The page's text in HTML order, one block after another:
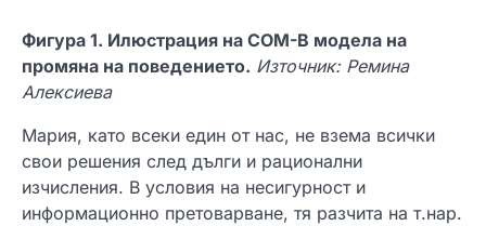
Фигура 1. Илюстрация на COM-B модела на
промяна на поведението. Източник: Ремина
Алексиева
Мария, като всеки един от нас, не взема всички
свои решения след дълги и рационални
изчисления. В условия на несигурност и
информационно претоварване, тя разчита на т.нар.